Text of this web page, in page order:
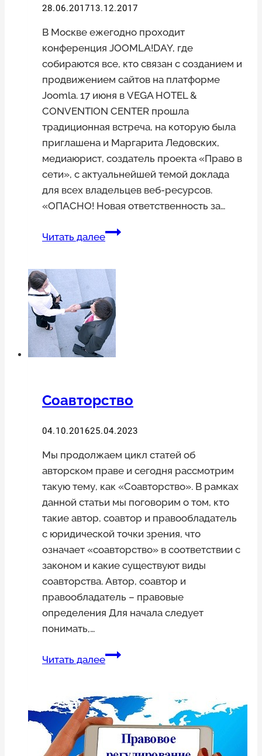
28.06.201713.12.2017
В Москве ежегодно проходит
конференция JOOMLA!DAY, где
собираются все, кто связан с созданием и
продвижением сайтов на платформе
Joomla. 17 июня в VEGA HOTEL &
CONVENTION CENTER прошла
традиционная встреча, на которую была
приглашена и Маргарита Ледовских,
медиаюрист, создатель проекта «Право в
сети», с актуальнейшей темой доклада
для всех владельцев веб-ресурсов.
«ОПАСНО! Новая ответственность за…
Читать далееКонференция
моменты
Соавторство
04.10.201625.04.2023
Мы продолжаем цикл статей об
авторском праве и сегодня рассмотрим
такую тему, как «Соавторство». В рамках
данной статьи мы поговорим о том, кто
такие автор, соавтор и правообладатель
с юридической точки зрения, что
означает «соавторство» в соответствии с
законом и какие существуют виды
соавторства. Автор, соавтор и
правообладатель – правовые
определения Для начала следует
понимать,…
Читать далееСоавторство